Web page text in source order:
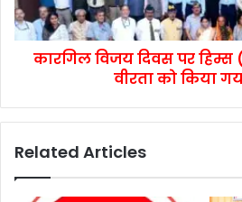
कारगिल विजय दिवस पर हिम्स
वीरता को किया
Related Articles